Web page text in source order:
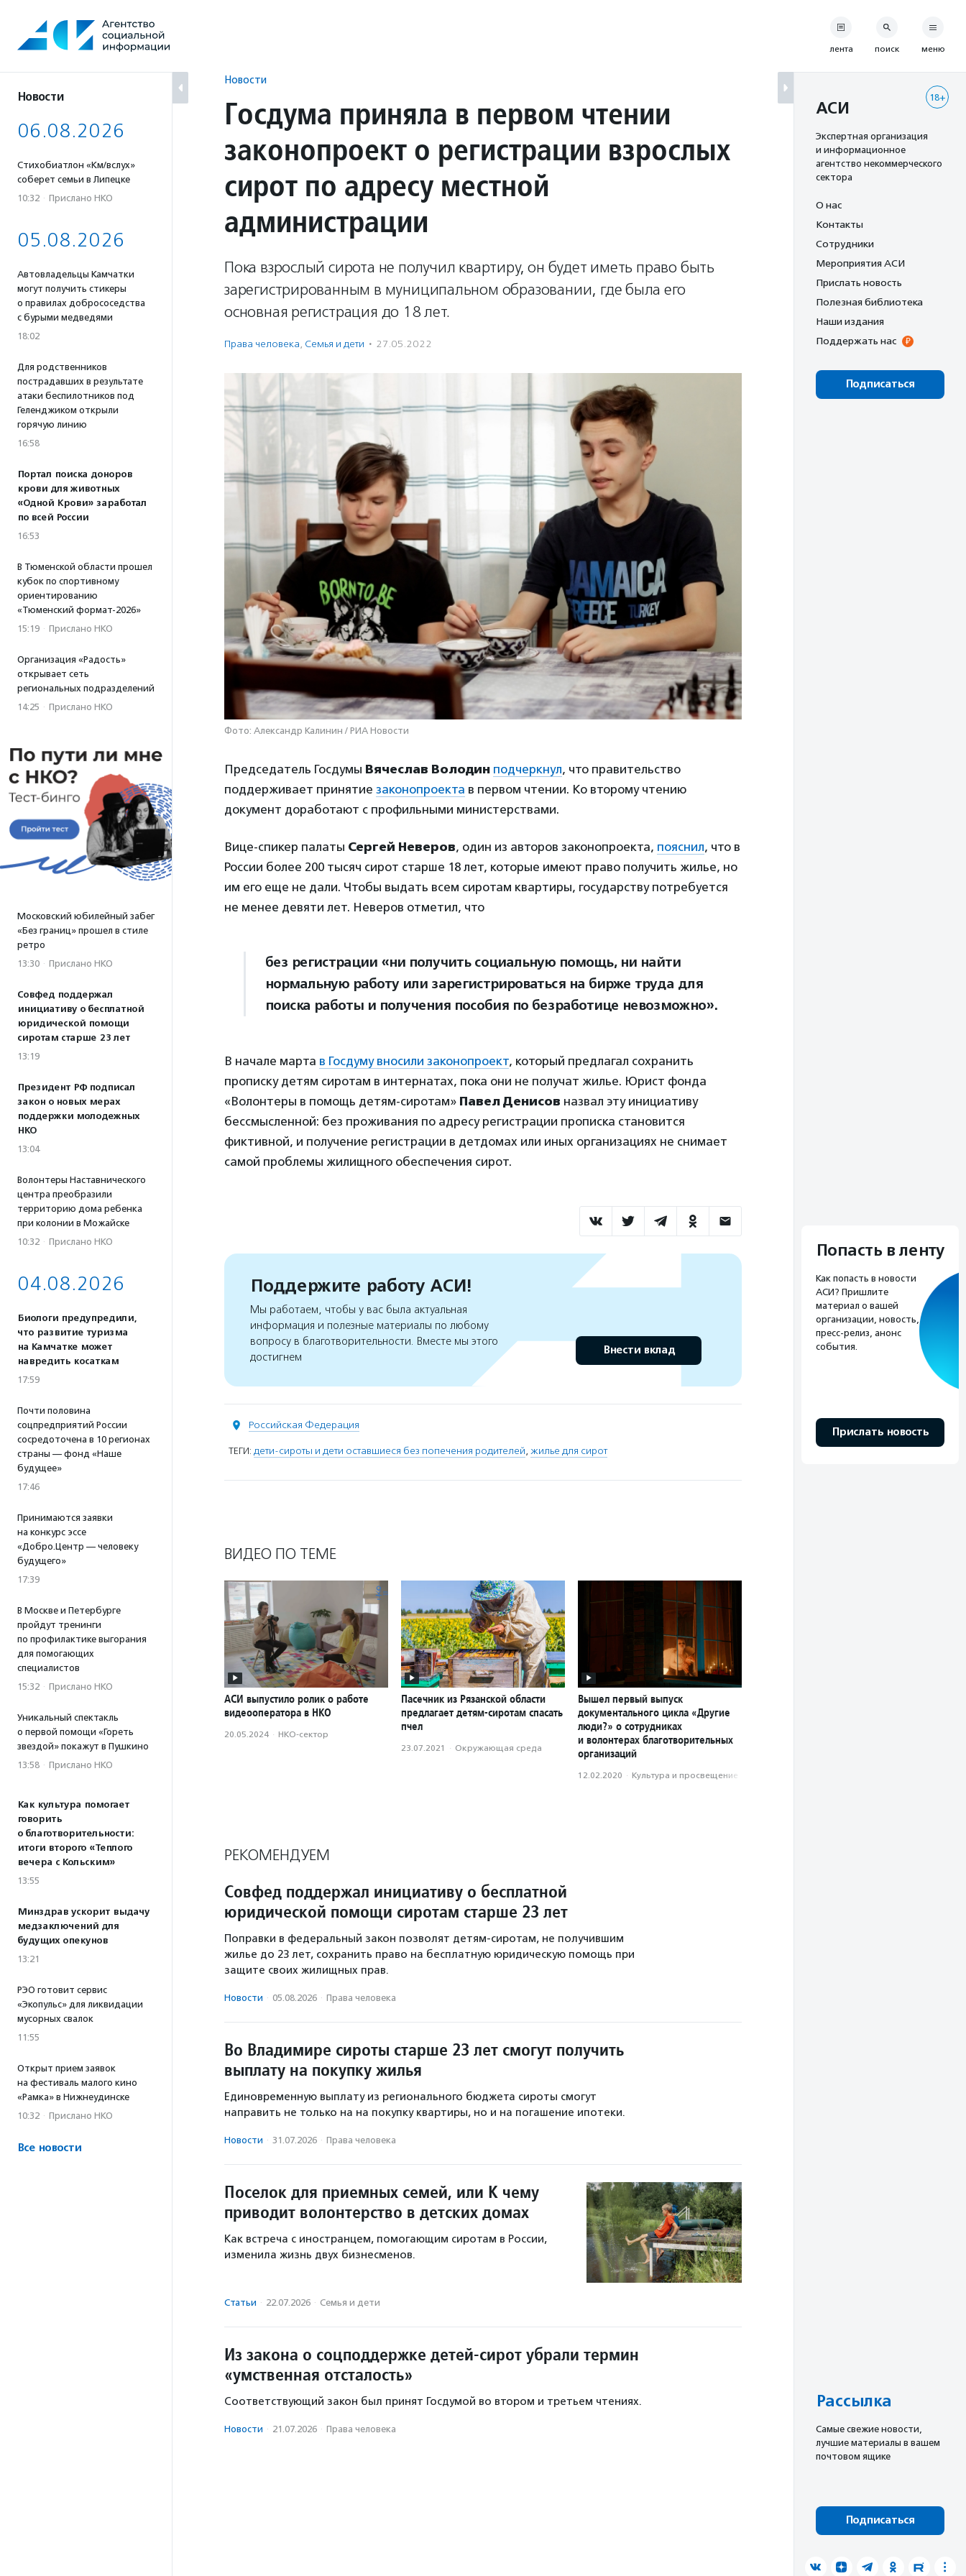
содержанию
Новости
06.08.2026
Стихобиатлон «Км/вслух»
соберет семьи в Липецке
10:32 · Прислано НКО
05.08.2026
Автовладельцы Камчатки
могут получить стикеры
о правилах добрососедства
с бурыми медведями
18:02
Для родственников
пострадавших в результате
атаки беспилотников под
Геленджиком открыли
горячую линию
16:58
Портал поиска доноров
крови для животных
«Одной Крови» заработал
по всей России
16:53
В Тюменской области прошел
кубок по спортивному
ориентированию
«Тюменский формат-2026»
15:19 · Прислано НКО
Организация «Радость»
открывает сеть
региональных подразделений
14:25 · Прислано НКО
Московский юбилейный забег
«Без границ» прошел в стиле
ретро
13:30 · Прислано НКО
Совфед поддержал
инициативу о бесплатной
юридической помощи
сиротам старше 23 лет
13:19
Президент РФ подписал
закон о новых мерах
поддержки молодежных
НКО
13:04
Волонтеры Наставнического
центра преобразили
территорию дома ребенка
при колонии в Можайске
10:32 · Прислано НКО
04.08.2026
Биологи предупредили,
что развитие туризма
на Камчатке может
навредить косаткам
17:59
Почти половина
соцпредприятий России
сосредоточена в 10 регионах
страны — фонд «Наше
будущее»
17:46
Принимаются заявки
на конкурс эссе
«Добро.Центр — человеку
будущего»
17:39
В Москве и Петербурге
пройдут тренинги
по профилактике выгорания
для помогающих
специалистов
15:32 · Прислано НКО
Уникальный спектакль
о первой помощи «Гореть
звездой» покажут в Пушкино
13:58 · Прислано НКО
Как культура помогает
говорить
о благотворительности:
итоги второго «Теплого
вечера с Кольским»
13:55
Минздрав ускорит выдачу
медзаключений для
будущих опекунов
13:21
РЭО готовит сервис
«Экопульс» для ликвидации
мусорных свалок
11:55
Открыт прием заявок
на фестиваль малого кино
«Рамка» в Нижнеудинске
10:32 · Прислано НКО
Все новости
Новости
Госдума приняла в первом чтении
законопроект о регистрации взрослых
сирот по адресу местной
администрации
Пока взрослый сирота не получил квартиру, он будет иметь право быть
зарегистрированным в муниципальном образовании, где была его
основная регистрация до 18 лет.
Права человека, Семья и дети · 27.05.2022
Фото: Александр Калинин / РИА Новости
Председатель Госдумы Вячеслав Володин подчеркнул, что правительство
поддерживает принятие законопроекта в первом чтении. Ко второму чтению
документ доработают с профильными министерствами.
Вице-спикер палаты Сергей Неверов, один из авторов законопроекта, пояснил, что в
России более 200 тысяч сирот старше 18 лет, которые имеют право получить жилье, но
им его еще не дали. Чтобы выдать всем сиротам квартиры, государству потребуется
не менее девяти лет. Неверов отметил, что
без регистрации «ни получить социальную помощь, ни найти
нормальную работу или зарегистрироваться на бирже труда для
поиска работы и получения пособия по безработице невозможно».
В начале марта в Госдуму вносили законопроект, который предлагал сохранить
прописку детям сиротам в интернатах, пока они не получат жилье. Юрист фонда
«Волонтеры в помощь детям-сиротам» Павел Денисов назвал эту инициативу
бессмысленной: без проживания по адресу регистрации прописка становится
фиктивной, и получение регистрации в детдомах или иных организациях не снимает
самой проблемы жилищного обеспечения сирот.
Поддержите работу АСИ!
Мы работаем, чтобы у вас была актуальная
информация и полезные материалы по любому
вопросу в благотворительности. Вместе мы этого
достигнем
Внести вклад
Российская Федерация
ТЕГИ: дети-сироты и дети оставшиеся без попечения родителей, жилье для сирот
ВИДЕО ПО ТЕМЕ
АСИ выпустило ролик о работе
видеооператора в НКО
20.05.2024 · НКО-сектор
Пасечник из Рязанской области
предлагает детям-сиротам спасать
пчел
23.07.2021 · Окружающая среда
Вышел первый выпуск
документального цикла «Другие
люди?» о сотрудниках
и волонтерах благотворительных
организаций
12.02.2020 · Культура и просвещение
РЕКОМЕНДУЕМ
Совфед поддержал инициативу о бесплатной
юридической помощи сиротам старше 23 лет
Поправки в федеральный закон позволят детям-сиротам, не получившим
жилье до 23 лет, сохранить право на бесплатную юридическую помощь при
защите своих жилищных прав.
Новости · 05.08.2026 · Права человека
Во Владимире сироты старше 23 лет смогут получить
выплату на покупку жилья
Единовременную выплату из регионального бюджета сироты смогут
направить не только на на покупку квартиры, но и на погашение ипотеки.
Новости · 31.07.2026 · Права человека
Поселок для приемных семей, или К чему
приводит волонтерство в детских домах
Как встреча с иностранцем, помогающим сиротам в России,
изменила жизнь двух бизнесменов.
Статьи · 22.07.2026 · Семья и дети
Из закона о соцподдержке детей-сирот убрали термин
«умственная отсталость»
Соответствующий закон был принят Госдумой во втором и третьем чтениях.
Новости · 21.07.2026 · Права человека
лента поиск меню
18+
АСИ
Экспертная организация
и информационное
агентство некоммерческого
сектора
О нас
Контакты
Сотрудники
Мероприятия АСИ
Прислать новость
Полезная библиотека
Наши издания
Поддержать нас
Подписаться
Попасть в ленту
Как попасть в новости
АСИ? Пришлите
материал о вашей
организации, новость,
пресс-релиз, анонс
события.
Прислать новость
Рассылка
Cамые свежие новости,
лучшие материалы в вашем
почтовом ящике
Подписаться